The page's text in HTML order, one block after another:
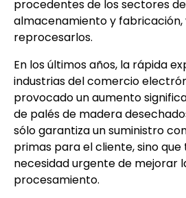
procedentes de los sectores
almacenamiento y fabricación,
reprocesarlos.
En los últimos años, la rápida
industrias del comercio
provocado un aumento
de palés de madera
sólo garantiza un suministro
primas para el cliente, sino
necesidad urgente de mejorar
procesamiento.